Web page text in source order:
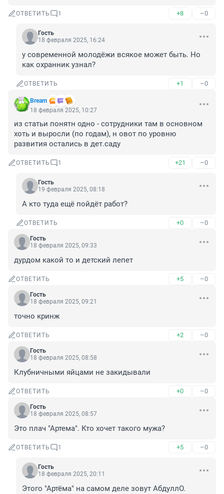
ОТВЕТИТЬ 1 +8 –0
Гость
18 февраля 2025, 16:24
у современной молодёжи всякое может быть. Но
как охранник узнал?
ОТВЕТИТЬ +1 –0
Bream
18 февраля 2025, 10:27
из статьи понятн одно - сотрудники там в основном
хоть и выросли (по годам), н овот по уровню
развития остались в дет.саду
ОТВЕТИТЬ 1 +21 –0
Гость
19 февраля 2025, 08:18
А кто туда ещё пойдёт работ?
ОТВЕТИТЬ +0 –0
Гость
18 февраля 2025, 09:33
дурдом какой то и детский лепет
ОТВЕТИТЬ +5 –0
Гость
18 февраля 2025, 09:21
точно кринж
ОТВЕТИТЬ +2 –0
Гость
18 февраля 2025, 08:58
Клубничными яйцами не закидывали
ОТВЕТИТЬ +0 –0
Гость
18 февраля 2025, 08:57
Это плач "Артема". Кто хочет такого мужа?
ОТВЕТИТЬ 1 +5 –0
Гость
18 февраля 2025, 20:11
Этого "Артёма" на самом деле зовут АбдуллО.